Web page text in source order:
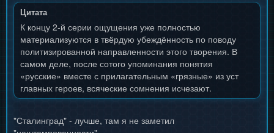
Цитата
К концу 2-й серии ощущения уже полностью
материализуются в твёрдую убеждённость по поводу
политизированной направленности этого творения. В
самом деле, после сотого упоминания понятия
«русские» вместе с прилагательным «грязные» из уст
главных героев, всяческие сомнения исчезают.
"Сталинград" - лучше, там я не заметил